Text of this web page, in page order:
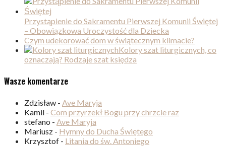
Przystąpienie do Sakramentu Pierwszej Komunii Świętej
– Obowiązkowa Uroczystość dla Dziecka
Czym udekorować dom w świątecznym klimacie?
Kolory szat liturgicznych, co
oznaczają? Rodzaje szat księdza
Wasze komentarze
Zdzisław - Ave Maryja
Kamil - Com przyrzekł Bogu przy chrzcie raz
stefano - Ave Maryja
Mariusz - Hymny do Ducha Świętego
Krzysztof - Litania do św. Antoniego